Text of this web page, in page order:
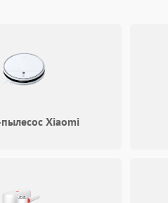
1 год
1 год
Xiaomi